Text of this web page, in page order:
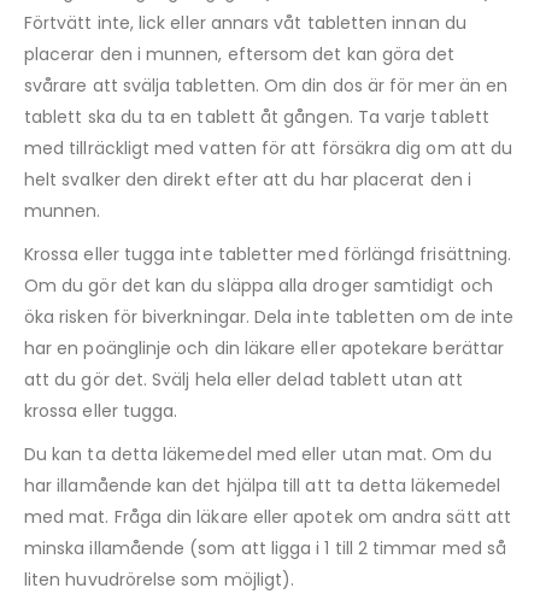
Förtvätt inte, lick eller annars våt tabletten innan du
placerar den i munnen, eftersom det kan göra det
svårare att svälja tabletten. Om din dos är för mer än en
tablett ska du ta en tablett åt gången. Ta varje tablett
med tillräckligt med vatten för att försäkra dig om att du
helt svalker den direkt efter att du har placerat den i
munnen.
Krossa eller tugga inte tabletter med förlängd frisättning.
Om du gör det kan du släppa alla droger samtidigt och
öka risken för biverkningar. Dela inte tabletten om de inte
har en poänglinje och din läkare eller apotekare berättar
att du gör det. Svälj hela eller delad tablett utan att
krossa eller tugga.
Du kan ta detta läkemedel med eller utan mat. Om du
har illamående kan det hjälpa till att ta detta läkemedel
med mat. Fråga din läkare eller apotek om andra sätt att
minska illamående (som att ligga i 1 till 2 timmar med så
liten huvudrörelse som möjligt).